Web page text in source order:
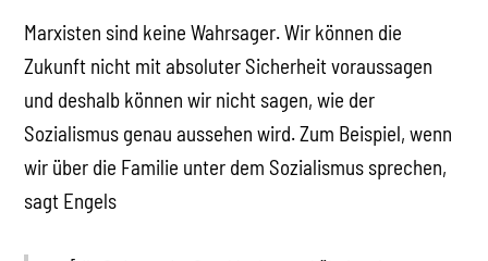
Marxisten sind keine Wahrsager. Wir können die
Zukunft nicht mit absoluter Sicherheit voraussagen
und deshalb können wir nicht sagen, wie der
Sozialismus genau aussehen wird. Zum Beispiel, wenn
wir über die Familie unter dem Sozialismus sprechen,
sagt Engels